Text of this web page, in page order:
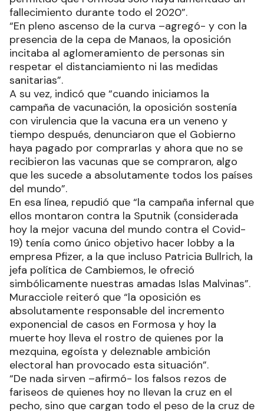
fallecimiento durante todo el 2020”.
“En pleno ascenso de la curva –agregó- y con la
presencia de la cepa de Manaos, la oposición
incitaba al aglomeramiento de personas sin
respetar el distanciamiento ni las medidas
sanitarias”.
A su vez, indicó que “cuando iniciamos la
campaña de vacunación, la oposición sostenía
con virulencia que la vacuna era un veneno y
tiempo después, denunciaron que el Gobierno
haya pagado por comprarlas y ahora que no se
recibieron las vacunas que se compraron, algo
que les sucede a absolutamente todos los países
del mundo”.
En esa línea, repudió que “la campaña infernal que
ellos montaron contra la Sputnik (considerada
hoy la mejor vacuna del mundo contra el Covid-
19) tenía como único objetivo hacer lobby a la
empresa Pfizer, a la que incluso Patricia Bullrich, la
jefa política de Cambiemos, le ofreció
simbólicamente nuestras amadas Islas Malvinas”.
Muracciole reiteró que “la oposición es
absolutamente responsable del incremento
exponencial de casos en Formosa y hoy la
muerte hoy lleva el rostro de quienes por la
mezquina, egoísta y deleznable ambición
electoral han provocado esta situación”.
“De nada sirven –afirmó- los falsos rezos de
fariseos de quienes hoy no llevan la cruz en el
pecho, sino que cargan todo el peso de la cruz de